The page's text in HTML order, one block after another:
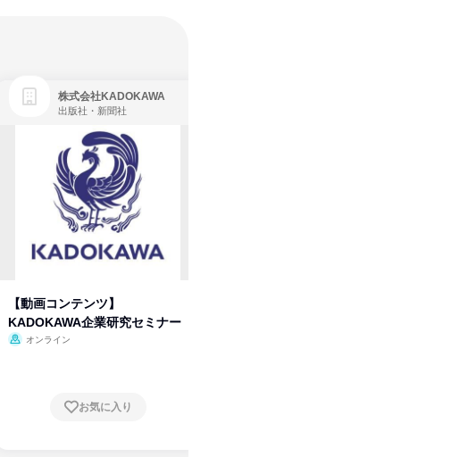
株式会社KADOKAWA
出版社・新聞社
【動画コンテンツ】
KADOKAWA企業研究セミナー
オンライン
お気に入り